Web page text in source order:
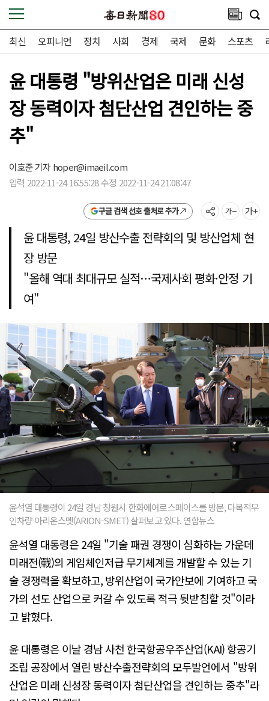
최신 오피니언 정치 사회 경제 국제 문화 스포츠
윤 대통령 "방위산업은 미래 신성
장 동력이자 첨단산업 견인하는 중
추"
이호준 기자hoper@imaeil.com
입력 2022-11-24 16:55:28 수정 2022-11-24 21:08:47
구글 검색 선호 출처로 추가
윤 대통령, 24일 방산수출 전략회의 및 방산업체 현
장 방문
"올해 역대 최대규모 실적…국제사회 평화·안정 기
여"
윤석열 대통령이 24일 경남 창원시 한화에어로스페이스를 방문, 다목적무
인차량 아리온스멧(ARION-SMET) 살펴보고 있다. 연합뉴스
윤석열 대통령은 24일 "기술 패권 경쟁이 심화하는 가운데
미래전(戰)의 게임체인저급 무기체계를 개발할 수 있는 기
술 경쟁력을 확보하고, 방위산업이 국가안보에 기여하고 국
가의 선도 산업으로 커갈 수 있도록 적극 뒷받침할 것"이라
고 밝혔다.
윤 대통령은 이날 경남 사천 한국항공우주산업(KAI) 항공기
조립 공장에서 열린 방산수출전략회의 모두발언에서 "방위
산업은 미래 신성장 동력이자 첨단산업을 견인하는 중추"라